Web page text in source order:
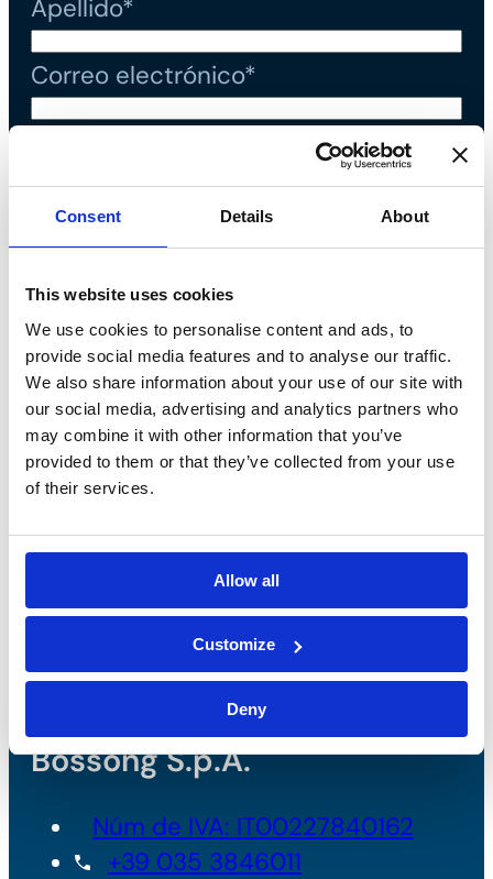
Consent Details About
This website uses cookies
We use cookies to personalise content and ads, to
provide social media features and to analyse our traffic.
We also share information about your use of our site with
our social media, advertising and analytics partners who
may combine it with other information that you’ve
provided to them or that they’ve collected from your use
of their services.
Allow all
Customize
Deny
Apellido*
Correo electrónico*
Mensaje*
Declaro que he leído la
de privacidady acepto el tratamiento
de datos personales*
Bossong S.p.A.
Núm de IVA: IT00227840162
+39 035 3846011